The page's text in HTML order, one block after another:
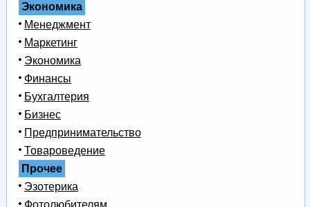
Экономика
Менеджмент
Маркетинг
Экономика
Финансы
Бухгалтерия
Бизнес
Предпринимательство
Товароведение
Прочее
Эзотерика